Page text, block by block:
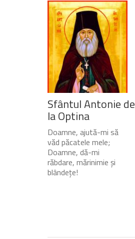
Sfântul Antonie de
la Optina
Doamne, ajută-mi să
văd păcatele mele;
Doamne, dă-mi
răbdare, mărinimie şi
blândeţe!